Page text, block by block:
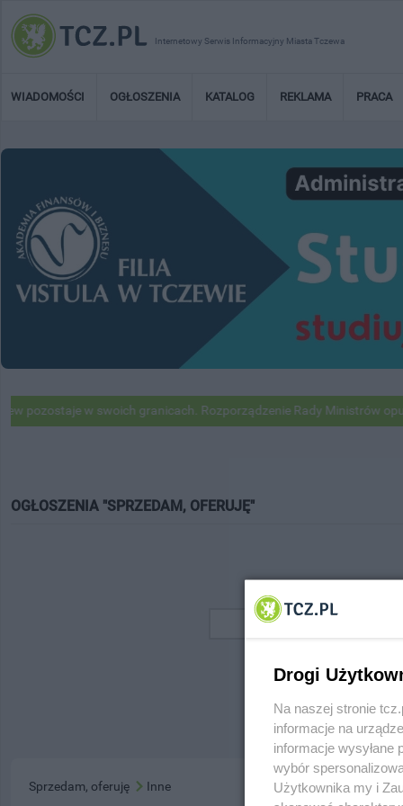
Internetowy Serwis Informacyjny Miasta Tczewa
WIADOMOŚCI OGŁOSZENIA KATALOG REKLAMA PRACA
pozostaje w swoich granicach. Rozporządzenie Rady Ministrów
OGŁOSZENIA "SPRZEDAM, OFERUJĘ"
Sprzedam, oferuję Inne
Drogi
Na naszej stronie
informacje na
informacje wysyłane
wybór
Użytkownika my i